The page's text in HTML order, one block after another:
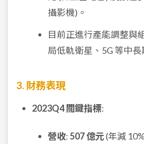
攝影機)。
目前正進行產能調整與
局低軌衛星、5G 等中長
3. 財務表現
2023Q4 關鍵指標:
營收:507 億元(年減